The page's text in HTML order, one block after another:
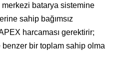
batarya sistemine
sahip bağımsız
harcaması gerektirir;
bir toplam sahip olma